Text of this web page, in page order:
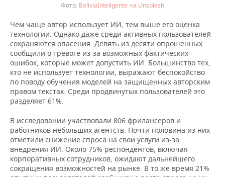
BoliviaInteligente на Unsplash
Чем чаще автор использует ИИ, тем выше его оценка
технологии. Однако даже среди активных пользователей
сохраняются опасения. Девять из десяти опрошенных
сообщили о тревоге из-за возможных фактических
ошибок, которые может допустить ИИ. Большинство тех,
кто не использует технологии, выражают беспокойство
по поводу обучения моделей на защищенных авторским
правом текстах. Среди продвинутых пользователей это
разделяет 61%.
В исследовании участвовали 806 фрилансеров и
работников небольших агентств. Почти половина из них
отметили снижение спроса на свои услуги из-за
внедрения ИИ. Около 75% респондентов, включая
корпоративных сотрудников, ожидают дальнейшего
сокращения возможностей на рынке. В то же время 21%